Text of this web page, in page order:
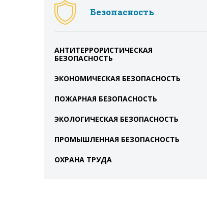
Безопасность
АНТИТЕРРОРИСТИЧЕСКАЯ
БЕЗОПАСНОСТЬ
ЭКОНОМИЧЕСКАЯ БЕЗОПАСНОСТЬ
ПОЖАРНАЯ БЕЗОПАСНОСТЬ
ЭКОЛОГИЧЕСКАЯ БЕЗОПАСНОСТЬ
ПРОМЫШЛЕННАЯ БЕЗОПАСНОСТЬ
ОХРАНА ТРУДА